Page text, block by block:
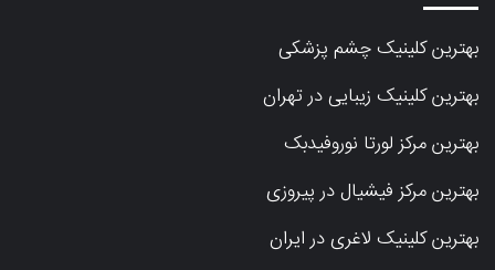
بهترین کلینیک چشم پزشکی
بهترین کلینیک زیبایی در تهران
بهترین مرکز لورتا نوروفیدبک
بهترین مرکز فیشیال در پیروزی
بهترین کلینیک لاغری در ایران